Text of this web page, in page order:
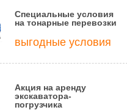
Специальные условия
на тонарные перевозки
выгодные условия
Акция на аренду
экскаватора-
погрузчика